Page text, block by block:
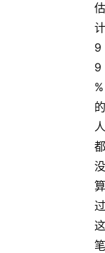
估
计
9
9
%
的
人
都
没
算
过
这
笔